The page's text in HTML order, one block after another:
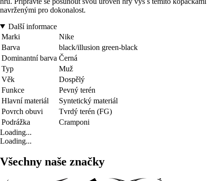
navrženými pro dokonalost.
Další informace
Marki
Nike
Barva
black/illusion green-black
Dominantní barva Černá
Typ
Muž
Věk
Dospělý
Funkce
Pevný terén
Hlavní materiál
Syntetický materiál
Povrch obuvi
Tvrdý terén (FG)
Podrážka
Cramponi
Loading...
Loading...
Všechny naše značky